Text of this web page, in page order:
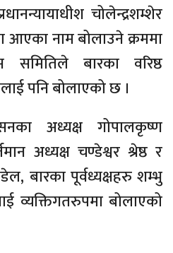
चोलेन्द्रशम्शेर
आएका नाम बोलाउने क्रममा
समितिले बारका वरिष्ठ
पनि बोलाएको छ ।
अध्यक्ष गोपालकृष्ण
अध्यक्ष चण्डेश्वर श्रेष्ठ र
बारका पूर्वध्यक्षहरु शम्भु
व्यक्तिगतरुपमा बोलाएको